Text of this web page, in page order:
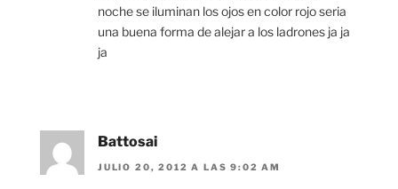
noche se iluminan los ojos en color rojo seria
una buena forma de alejar a los ladrones ja ja
ja
Battosai
JULIO 20, 2012 A LAS 9:02 AM